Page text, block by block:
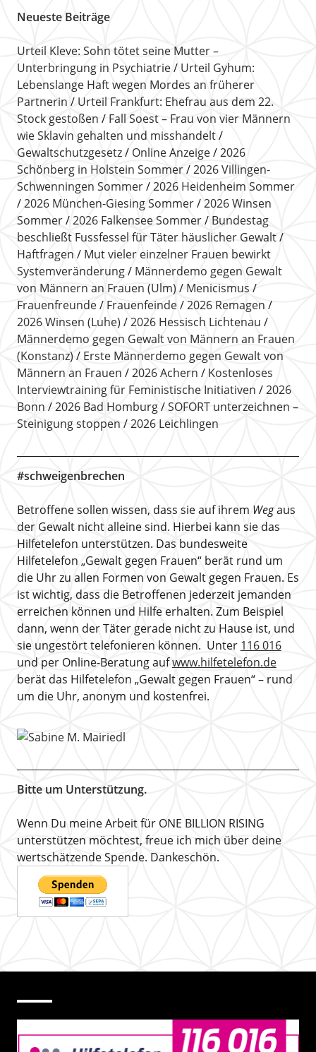
Neueste Beiträge
Urteil Kleve: Sohn tötet seine Mutter –
Unterbringung in Psychiatrie
Urteil Gyhum:
Lebenslange Haft wegen Mordes an früherer
Partnerin
Urteil Frankfurt: Ehefrau aus dem 22.
Stock gestoßen
Fall Soest – Frau von vier Männern
wie Sklavin gehalten und misshandelt
Gewaltschutzgesetz
Online Anzeige
2026
Schönberg in Holstein Sommer
2026 Villingen-
Schwenningen Sommer
2026 Heidenheim Sommer
2026 München-Giesing Sommer
2026 Winsen
Sommer
2026 Falkensee Sommer
Bundestag
beschließt Fussfessel für Täter häuslicher Gewalt
Haftfragen
Mut vieler einzelner Frauen bewirkt
Systemveränderung
Männerdemo gegen Gewalt
von Männern an Frauen (Ulm)
Menicismus
Frauenfreunde
Frauenfeinde
2026 Remagen
2026 Winsen (Luhe)
2026 Hessisch Lichtenau
Männerdemo gegen Gewalt von Männern an Frauen
(Konstanz)
Erste Männerdemo gegen Gewalt von
Männern an Frauen
2026 Achern
Kostenloses
Interviewtraining für Feministische Initiativen
2026
Bonn
2026 Bad Homburg
SOFORT unterzeichnen –
Steinigung stoppen
2026 Leichlingen
#schweigenbrechen
Betroffene sollen wissen, dass sie auf ihrem Wegaus
der Gewalt nicht alleine sind. Hierbei kann sie das
Hilfetelefon unterstützen. Das bundesweite
Hilfetelefon „Gewalt gegen Frauen“ berät rund um
die Uhr zu allen Formen von Gewalt gegen Frauen. Es
ist wichtig, dass die Betroffenen jederzeit jemanden
erreichen können und Hilfe erhalten. Zum Beispiel
dann, wenn der Täter gerade nicht zu Hause ist, und
sie ungestört telefonieren können. Unter 116 016
und per Online-Beratung aufwww.hilfetelefon.de
berät das Hilfetelefon „Gewalt gegen Frauen“ – rund
um die Uhr, anonym und kostenfrei.
Bitte um Unterstützung.
Wenn Du meine Arbeit für ONE BILLION RISING
unterstützen möchtest, freue ich mich über deine
wertschätzende Spende. Dankeschön.